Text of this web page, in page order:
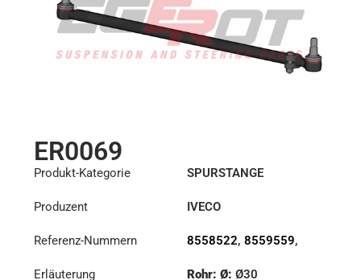
ER0069
Produkt-Kategorie SPURSTANGE
Produzent IVECO
Referenz-Nummern 8558522,8559559,
Erläuterung
Rohr: Ø:Ø30